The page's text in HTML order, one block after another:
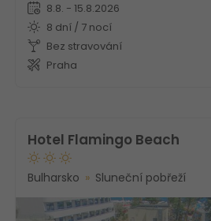
8.8. - 15.8.2026
8 dní / 7 nocí
Bez stravování
Praha
Hotel Flamingo Beach
Bulharsko Sluneční pobřeží